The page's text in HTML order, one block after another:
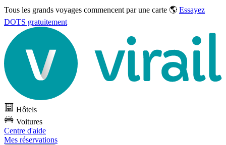
Tous les grands voyages commencent par une carte 🌎 Essayez
DOTS gratuitement
Hôtels
Voitures
Centre d'aide
Mes réservations